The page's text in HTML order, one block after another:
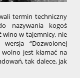
termin techniczny
nazywania kogoś
wino w tajemnicy, nie
“Dozwolonej
jest kłamać na
tak dalece, jak